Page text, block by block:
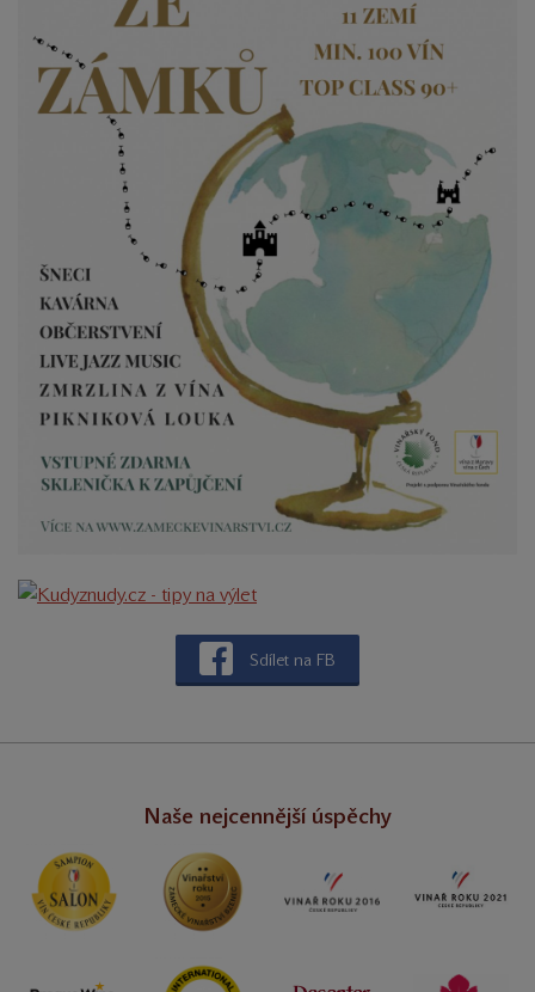
Sdílet na FB
Naše nejcennější úspěchy